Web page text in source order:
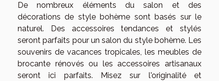
De nombreux éléments du salon et des
décorations de style bohème sont basés sur le
naturel. Des accessoires tendances et stylés
seront parfaits pour un salon du style bohème. Les
souvenirs de vacances tropicales, les meubles de
brocante rénovés ou les accessoires artisanaux
seront ici parfaits. Misez sur l'originalité et